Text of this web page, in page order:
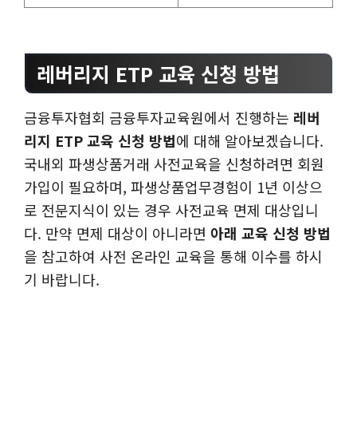
레버리지 ETP 교육 신청 방법
금융투자협회 금융투자교육원에서 진행하는 레버
리지 ETP 교육 신청 방법에 대해 알아보겠습니다.
국내외 파생상품거래 사전교육을 신청하려면 회원
가입이 필요하며, 파생상품업무경험이 1년 이상으
로 전문지식이 있는 경우 사전교육 면제 대상입니
다. 만약 면제 대상이 아니라면 아래 교육 신청 방법
을 참고하여 사전 온라인 교육을 통해 이수를 하시
기 바랍니다.